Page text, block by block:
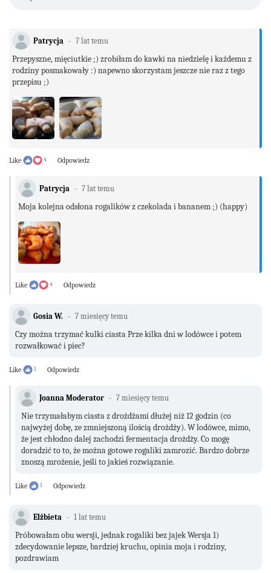
Patrycja 7 lat temu
Przepyszne, mięciutkie ;) zrobiłam do kawki na niedzielę i każdemu z
rodziny posmakowały :) napewno skorzystam jeszcze nie raz z tego
przepisu ;)
Like 4 Odpowiedz
Patrycja 7 lat temu
Moja kolejna odsłona rogalików z czekolada i bananem ;) (happy)
Like 4 Odpowiedz
Gosia W. 7 miesięcy temu
Czy można trzymać kulki ciasta Prze kilka dni w lodówce i potem
rozwałkować i piec?
Like 1 Odpowiedz
Joanna Moderator 7 miesięcy temu
Nie trzymałabym ciasta z drożdżami dłużej niż 12 godzin (co
najwyżej dobę, ze zmniejszoną ilością drożdży). W lodówce, mimo,
że jest chłodno dalej zachodzi fermentacja drożdży. Co mogę
doradzić to to, że można gotowe rogaliki zamrozić. Bardzo dobrze
znoszą mrożenie, jeśli to jakieś rozwiązanie.
Like 1 Odpowiedz
Elżbieta 1 lat temu
Próbowałam obu wersji, jednak rogaliki bez jajek Wersja 1)
zdecydowanie lepsze, bardziej kruchu, opinia moja i rodziny,
pozdrawiam